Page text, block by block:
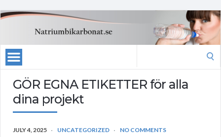
GÖR EGNA ETIKETTER för alla
dina projekt
JULY 4, 2025 UNCATEGORIZED NO COMMENTS